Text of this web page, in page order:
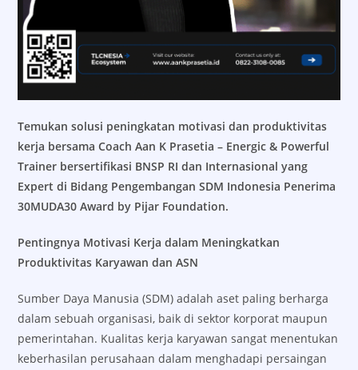
Temukan solusi peningkatan motivasi dan produktivitas
kerja bersama Coach Aan K Prasetia – Energic & Powerful
Trainer bersertifikasi BNSP RI dan Internasional yang
Expert di Bidang Pengembangan SDM Indonesia Penerima
30MUDA30 Award by Pijar Foundation.
Pentingnya Motivasi Kerja dalam Meningkatkan
Produktivitas Karyawan dan ASN
Sumber Daya Manusia (SDM) adalah aset paling berharga
dalam sebuah organisasi, baik di sektor korporat maupun
pemerintahan. Kualitas kerja karyawan sangat menentukan
keberhasilan perusahaan dalam menghadapi persaingan